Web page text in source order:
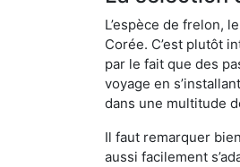
L’espèce de frelon, le
Corée. C’est plutôt
par le fait que des
voyage en
dans une multitude
Il faut remarquer
aussi facilement